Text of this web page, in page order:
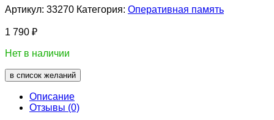
Артикул: 33270 Категория: Оперативная память
1 790 ₽
Нет в наличии
в список желаний
Описание
Отзывы (0)